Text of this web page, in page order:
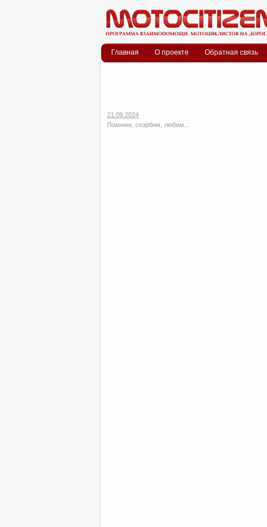
Меню
Skip to content
Главная О проекте Обратная связь
21.09.2024
Помним, скорбим, любим...